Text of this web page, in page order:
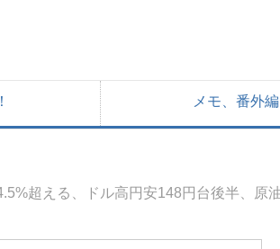
メモ、番外編
超える、ドル高円安148円台後半、原